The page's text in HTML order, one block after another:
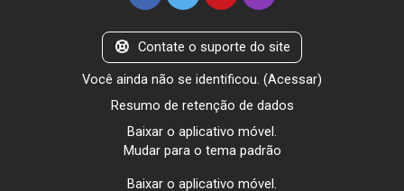
Contate o suporte do site
Você ainda não se identificou. (Acessar)
Resumo de retenção de dados
Baixar o aplicativo móvel.
Mudar para o tema padrão
Baixar o aplicativo móvel.